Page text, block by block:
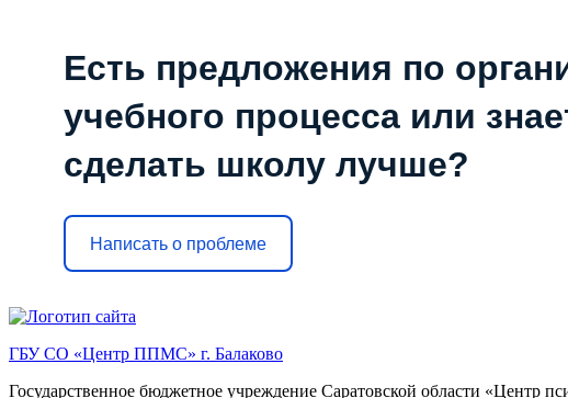
Есть предложения по
учебного процесса или
сделать школу лучше?
Написать о проблеме
Перейти
содержимому
ГБУ СО «Центр ППМС» г. Балаково
Государственное бюджетное учреждение Саратовской области «Центр